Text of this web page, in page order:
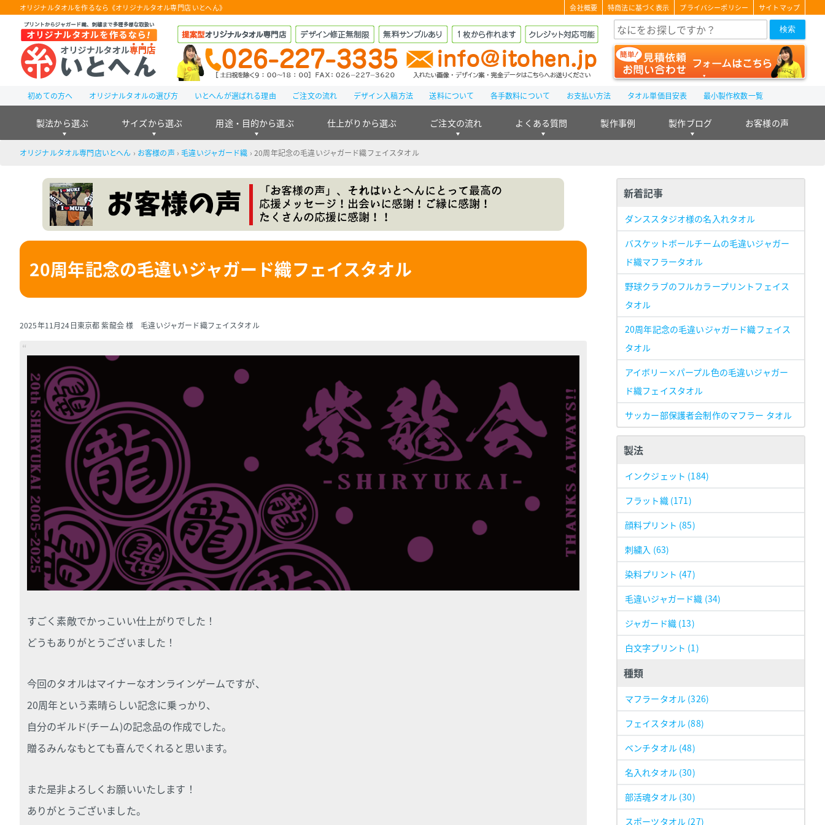
オリジナルタオルを作るなら《オリジナルタオル専門店 いとへん》 会社概要 特商法に基づく表示 プライバシーポリシー サイトマップ
検索
初めての方へ オリジナルタオルの選び方 いとへんが選ばれる理由 ご注文の流れ デザイン入稿方法 送料について 各手数料について お支払い方法 タオル単価目安表 最小製作枚数一覧
製法から選ぶ サイズから選ぶ 用途・目的から選ぶ 仕上がりから選ぶ ご注文の流れ よくある質問 製作事例 製作ブログ お客様の声
オリジナルタオル専門店いとへん › お客様の声 › 毛違いジャガード織 › 20周年記念の毛違いジャガード織フェイスタオル
20周年記念の毛違いジャガード織フェイスタオル
2025年11月24日東京都 紫龍会 様 毛違いジャガード織フェイスタオル
すごく素敵でかっこいい仕上がりでした！
どうもありがとうございました！
今回のタオルはマイナーなオンラインゲームですが、
20周年という素晴らしい記念に乗っかり、
自分のギルド(チーム)の記念品の作成でした。
贈るみんなもとても喜んでくれると思います。
また是非よろしくお願いいたします！
ありがとうございました。
新着記事
ダンススタジオ様の名入れタオル
バスケットボールチームの毛違いジャガー
ド織マフラータオル
野球クラブのフルカラープリントフェイス
タオル
20周年記念の毛違いジャガード織フェイス
タオル
アイボリー×パープル色の毛違いジャガー
ド織フェイスタオル
サッカー部保護者会制作のマフラー タオル
製法
インクジェット (184)
フラット織 (171)
顔料プリント (85)
刺繍入 (63)
染料プリント (47)
毛違いジャガード織 (34)
ジャガード織 (13)
白文字プリント (1)
種類
マフラータオル (326)
フェイスタオル (88)
ベンチタオル (48)
名入れタオル (30)
部活魂タオル (30)
スポーツタオル (27)